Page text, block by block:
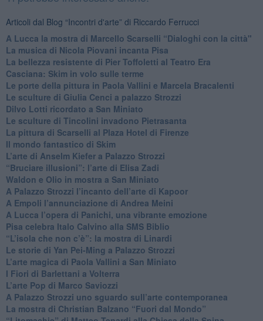
Articoli dal Blog “Incontri d'arte” di Riccardo Ferrucci
A Lucca la mostra di Marcello Scarselli “Dialoghi con la città"
​La musica di Nicola Piovani incanta Pisa
​La bellezza resistente di Pier Toffoletti al Teatro Era
​Casciana: Skim in volo sulle terme
​Le porte della pittura in Paola Vallini e Marcela Bracalenti
​Le sculture di Giulia Cenci a palazzo Strozzi
​Dilvo Lotti ricordato a San Miniato
​Le sculture di Tincolini invadono Pietrasanta
La pittura di Scarselli al Plaza Hotel di Firenze
​Il mondo fantastico di Skim
​L’arte di Anselm Kiefer a Palazzo Strozzi
​“Bruciare illusioni”: l’arte di Elisa Zadi
​Waldon e Olio in mostra a San Miniato
​A Palazzo Strozzi l’incanto dell’arte di Kapoor
​A Empoli l’annunciazione di Andrea Meini
A Lucca l’opera di Panichi, una vibrante emozione
Pisa celebra Italo Calvino alla SMS Biblio
“L’isola che non c’è”: la mostra di Linardi
​Le storie di Yan Pei-Ming a Palazzo Strozzi
​L’arte magica di Paola Vallini a San Miniato
​I Fiori di Barlettani a Volterra
​L’arte Pop di Marco Saviozzi
​A Palazzo Strozzi uno sguardo sull’arte contemporanea
La mostra di Christian Balzano “Fuori dal Mondo”